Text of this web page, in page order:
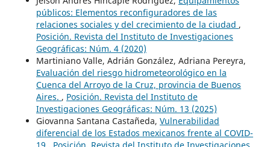
públicos: Elementos reconfiguradores de las
relaciones sociales y del crecimiento de la ciudad ,
Posición. Revista del Instituto de Investigaciones
Geográficas: Núm. 4 (2020)
Martiniano Valle, Adrián González, Adriana Pereyra,
Evaluación del riesgo hidrometeorológico en la
Cuenca del Arroyo de la Cruz, provincia de Buenos
Aires. , Posición. Revista del Instituto de
Investigaciones Geográficas: Núm. 13 (2025)
Giovanna Santana Castañeda, Vulnerabilidad
diferencial de los Estados mexicanos frente al COVID-